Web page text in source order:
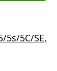
5s/5C/SE,